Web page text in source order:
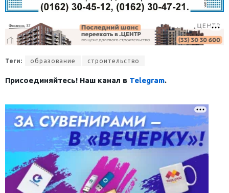
Теги: образование строительство
Присоединяйтесь! Наш канал в Telegram.